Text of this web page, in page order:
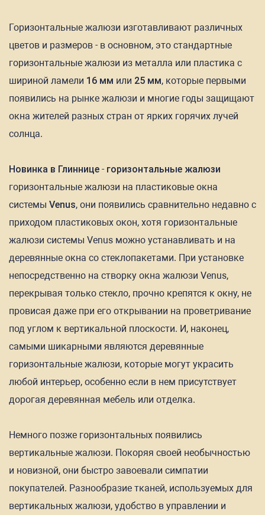
Горизонтальные жалюзи изготавливают различных
цветов и размеров - в основном, это стандартные
горизонтальные жалюзи из металла или пластика с
шириной ламели 16 мм или 25 мм, которые первыми
появились на рынке жалюзи и многие годы защищают
окна жителей разных стран от ярких горячих лучей
солнца.
Новинка в Глиннице - горизонтальные жалюзи
горизонтальные жалюзи на пластиковые окна
системы Venus, они появились сравнительно недавно с
приходом пластиковых окон, хотя горизонтальные
жалюзи системы Venus можно устанавливать и на
деревянные окна со стеклопакетами. При установке
непосредственно на створку окна жалюзи Venus,
перекрывая только стекло, прочно крепятся к окну, не
провисая даже при его открывании на проветривание
под углом к вертикальной плоскости. И, наконец,
самыми шикарными являются деревянные
горизонтальные жалюзи, которые могут украсить
любой интерьер, особенно если в нем присутствует
дорогая деревянная мебель или отделка.
Немного позже горизонтальных появились
вертикальные жалюзи. Покоряя своей необычностью
и новизной, они быстро завоевали симпатии
покупателей. Разнообразие тканей, используемых для
вертикальных жалюзи, удобство в управлении и